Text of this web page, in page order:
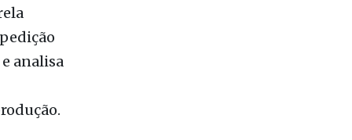
analisa